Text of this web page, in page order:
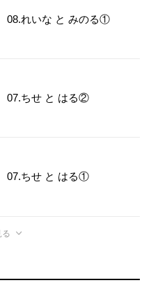
08.れいな と みのる①
07.ちせ と はる②
07.ちせ と はる①
る